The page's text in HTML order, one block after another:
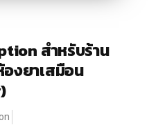
สำหรับร้าน
องยาเสมือน